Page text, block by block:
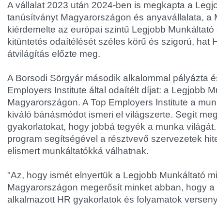
A vállalat 2023 után 2024-ben is megkapta a
tanúsítványt Magyarországon és anyavállalata, a
kiérdemelte az európai szintű Legjobb Munkáltató
kitüntetés odaítélését széles körű és szigorú, hat
átvilágítás előzte meg.
A Borsodi Sörgyár második alkalommal pályázta
Employers Institute által odaítélt díjat: a Legjobb
Magyarországon. A Top Employers Institute a
kiváló bánásmódot ismeri el világszerte. Segít
gyakorlatokat, hogy jobbá tegyék a munka
program segítségével a résztvevő szervezetek
elismert munkáltatókká válhatnak.
"Az, hogy ismét elnyertük a Legjobb Munkáltató
Magyarországon megerősít minket abban, hogy
alkalmazott HR gyakorlatok és folyamatok